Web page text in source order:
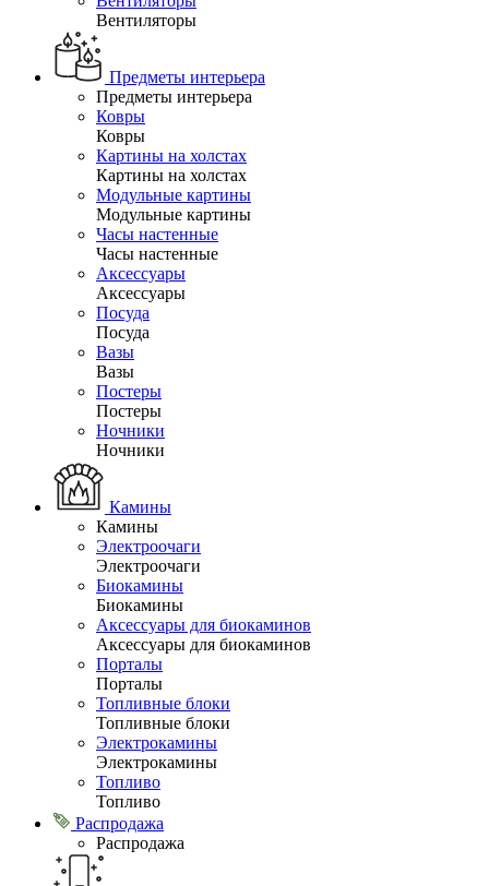
Вентиляторы
Предметы интерьера
Предметы интерьера
Ковры
Ковры
Картины на холстах
Картины на холстах
Модульные картины
Модульные картины
Часы настенные
Часы настенные
Аксессуары
Аксессуары
Посуда
Посуда
Вазы
Вазы
Постеры
Постеры
Ночники
Ночники
Камины
Камины
Электроочаги
Электроочаги
Биокамины
Биокамины
Аксессуары для биокаминов
Аксессуары для биокаминов
Порталы
Порталы
Топливные блоки
Топливные блоки
Электрокамины
Электрокамины
Топливо
Топливо
Распродажа
Распродажа